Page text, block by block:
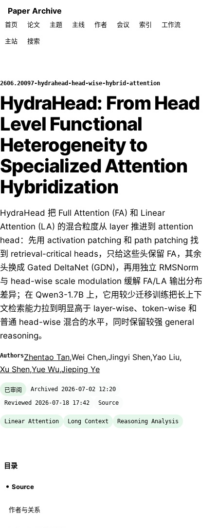
Paper Archive
首页 论文 主题 主线 作者 会议 索引 工作流
主站 搜索
2606.20097-hydrahead-head-wise-hybrid-attention
HydraHead: From Head
Level Functional
Heterogeneity to
Specialized Attention
Hybridization
HydraHead 把 Full Attention (FA) 和 Linear
Attention (LA) 的混合粒度从 layer 推进到 attention
head：先用 activation patching 和 path patching 找
到 retrieval-critical heads，只给这些头保留 FA，其余
头换成 Gated DeltaNet (GDN)，再用独立 RMSNorm
与 head-wise scale modulation 缓解 FA/LA 输出分布
差异；在 Qwen3-1.7B 上，它用较少迁移训练把长上下
文检索能力拉到明显高于 layer-wise、token-wise 和
普通 head-wise 混合的水平，同时保留较强 general
reasoning。
AuthorsZhentao Tan,Wei Chen,Jingyi Shen,Yao Liu,
Xu Shen,Yue Wu,Jieping Ye
已审阅
Archived 2026-07-02 12:20
Reviewed 2026-07-18 17:42
Source
Linear Attention Long Context Reasoning Analysis
目录
Source
作者与关系